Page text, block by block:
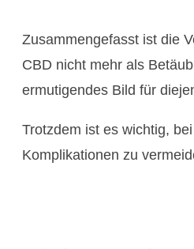
Zusammengefasst ist die
CBD nicht mehr als
ermutigendes Bild für
Trotzdem ist es wichtig,
Komplikationen zu